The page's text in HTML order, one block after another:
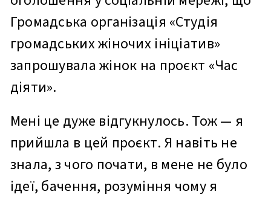
Громадська організація «Студія
громадських жіночих ініціатив»
запрошувала жінок на проєкт «Час
діяти».
Мені це дуже відгукнулось. Тож — я
прийшла в цей проєкт. Я навіть не
знала, з чого почати, в мене не було
ідеї, бачення, розуміння чому я